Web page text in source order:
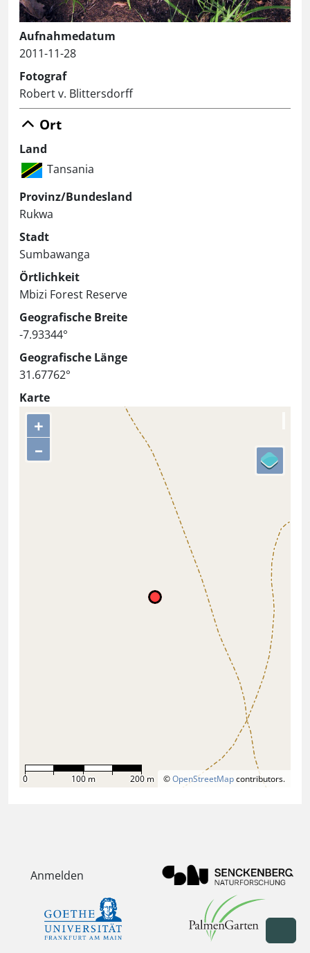
Aufnahmedatum
2011-11-28
Fotograf
Robert v. Blittersdorff
Ort
Land
Tansania
Provinz/Bundesland
Rukwa
Stadt
Sumbawanga
Örtlichkeit
Mbizi Forest Reserve
Geografische Breite
-7.93344°
Geografische Länge
31.67762°
Karte
+
–
©OpenStreetMapcontributors.
0 100 m 200 m
Anmelden